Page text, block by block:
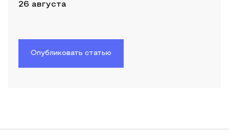
26 августа
Опубликовать статью